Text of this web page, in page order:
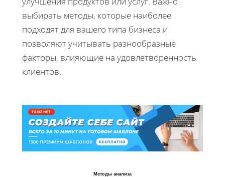
выбирать методы, которые наиболее
подходят для вашего типа бизнеса и
позволяют учитывать разнообразные
факторы, влияющие на удовлетворенность
клиентов.
Методы анализа